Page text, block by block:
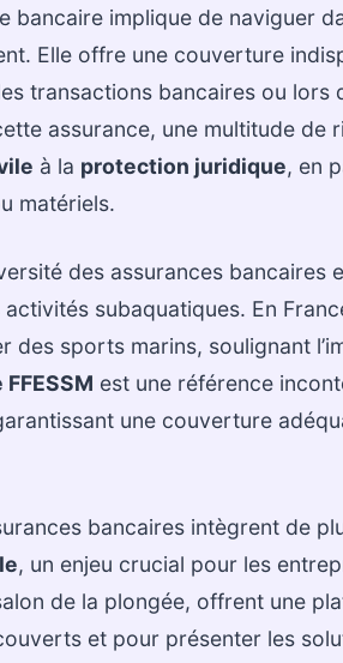
bancaire implique de naviguer
Elle offre une couverture
transactions bancaires ou lors
assurance, une multitude de
à la protection juridique, en
matériels.
des assurances bancaires
subaquatiques. En
des sports marins, soulignant
est une référence
une couverture
bancaires intègrent de
, un enjeu crucial pour les
de la plongée, offrent une
et pour présenter les